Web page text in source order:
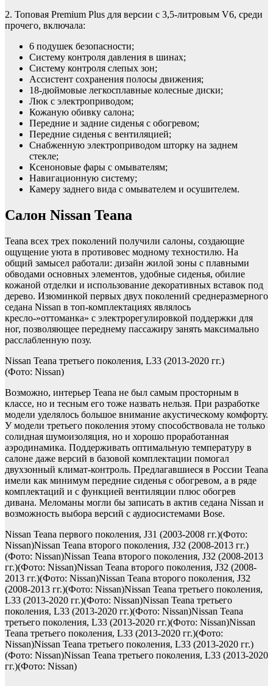
2. Топовая Premium Plus для версии с 3,5-литровым V6, среди
прочего, включала:
6 подушек безопасности;
Систему контроля давления в шинах;
Систему контроля слепых зон;
Ассистент сохранения полосы движения;
18-дюймовые легкосплавные колесные диски;
Люк с электроприводом;
Кожаную обивку салона;
Передние и задние сиденья с обогревом;
Передние сиденья с вентиляцией;
Снабженную электроприводом шторку на заднем
стекле;
Ксеноновые фары с омывателям;
Навигационную систему;
Камеру заднего вида с омывателем и осушителем.
Салон Nissan Teana
Teana всех трех поколений получили салоны, создающие
ощущение уюта в противовес модному техностилю. На
общий замысел работали: дизайн жилой зоны с плавными
обводами основных элементов, удобные сиденья, обилие
кожаной отделки и использование декоративных вставок под
дерево. Изюминкой первых двух поколений среднеразмерного
седана Nissan в топ-комплектациях являлось
кресло-»оттоманка» с электрорегулировкой поддержки для
ног, позволяющее переднему пассажиру занять максимально
расслабленную позу.
Nissan Teana третьего поколения, L33 (2013-2020 гг.)
(Фото: Nissan)
Возможно, интерьер Teana не был самым просторным в
классе, но и тесным его тоже назвать нельзя. При разработке
модели уделялось большое внимание акустическому комфорту.
У модели третьего поколения этому способствовала не только
солидная шумоизоляция, но и хорошо проработанная
аэродинамика. Поддерживать оптимальную температуру в
салоне даже версий в базовой комплектации помогал
двухзонный климат-контроль. Предлагавшиеся в России Teana
имели как минимум передние сиденья с обогревом, а в ряде
комплектаций и с функцией вентиляции плюс обогрев
дивана. Меломаны могли бы записать в актив седана Nissan и
возможность выбора версий с аудиосистемами Bose.
Nissan Teana первого поколения, J31 (2003-2008 гг.)(Фото:
Nissan)Nissan Teana второго поколения, J32 (2008-2013 гг.)
(Фото: Nissan)Nissan Teana второго поколения, J32 (2008-2013
гг.)(Фото: Nissan)Nissan Teana второго поколения, J32 (2008-
2013 гг.)(Фото: Nissan)Nissan Teana второго поколения, J32
(2008-2013 гг.)(Фото: Nissan)Nissan Teana третьего поколения,
L33 (2013-2020 гг.)(Фото: Nissan)Nissan Teana третьего
поколения, L33 (2013-2020 гг.)(Фото: Nissan)Nissan Teana
третьего поколения, L33 (2013-2020 гг.)(Фото: Nissan)Nissan
Teana третьего поколения, L33 (2013-2020 гг.)(Фото:
Nissan)Nissan Teana третьего поколения, L33 (2013-2020 гг.)
(Фото: Nissan)Nissan Teana третьего поколения, L33 (2013-2020
гг.)(Фото: Nissan)